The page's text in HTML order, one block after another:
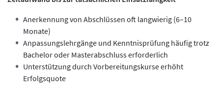
Anerkennung von Abschlüssen oft langwierig (6–10
Monate)
Anpassungslehrgänge und Kenntnisprüfung häufig trotz
Bachelor oder Masterabschluss erforderlich
Unterstützung durch Vorbereitungskurse erhöht
Erfolgsquote